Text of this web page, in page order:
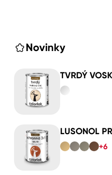
Novinky
TVRDÝ
LUSONOL
+6